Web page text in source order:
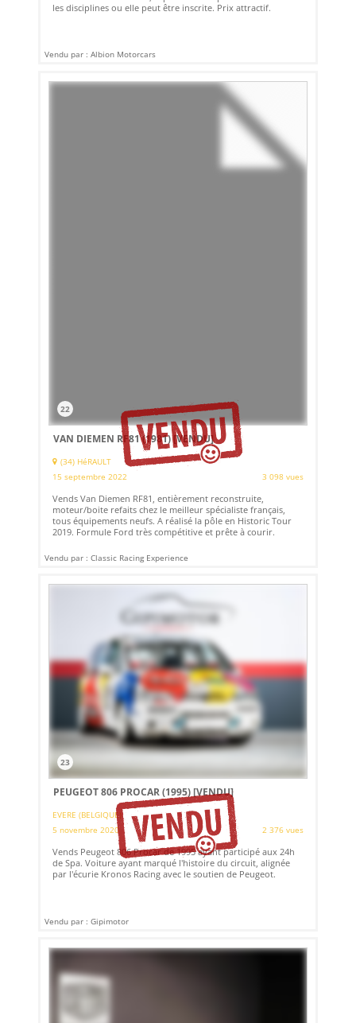
les disciplines ou elle peut être inscrite. Prix attractif.
Vendu par : Albion Motorcars
22
VAN DIEMEN RF81 (1981)[VENDU]
(34) HéRAULT
15 septembre 2022
3 098 vues
Vends Van Diemen RF81, entièrement reconstruite,
moteur/boite refaits chez le meilleur spécialiste français,
tous équipements neufs. A réalisé la pôle en Historic Tour
2019. Formule Ford très compétitive et prête à courir.
Vendu par : Classic Racing Experience
23
PEUGEOT 806 PROCAR (1995)[VENDU]
EVERE (BELGIQUE)
5 novembre 2020
2 376 vues
Vends Peugeot 806 Procar de 1995 ayant participé aux 24h
de Spa. Voiture ayant marqué l'histoire du circuit, alignée
par l'écurie Kronos Racing avec le soutien de Peugeot.
Vendu par : Gipimotor